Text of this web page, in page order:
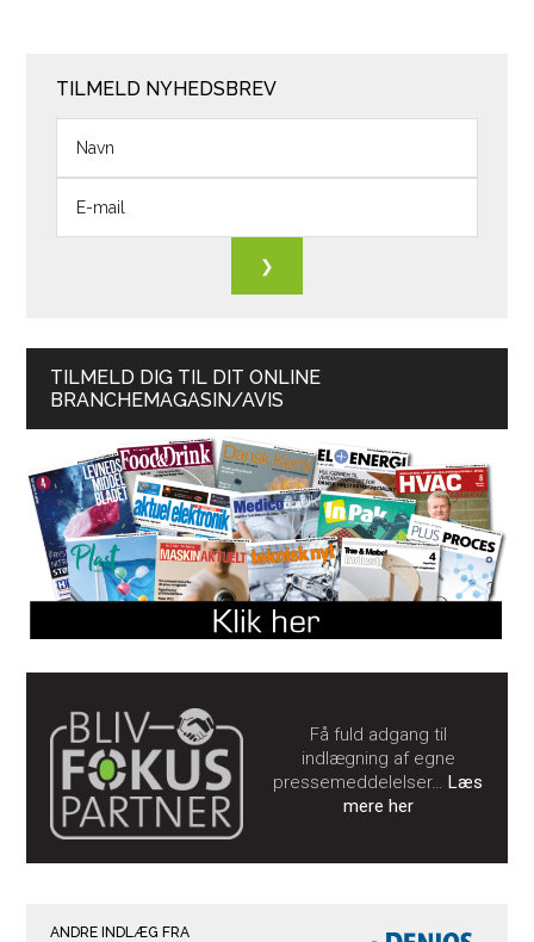
TILMELD NYHEDSBREV
TILMELD DIG TIL DIT ONLINE
BRANCHEMAGASIN/AVIS
Få fuld adgang til
indlægning af egne
pressemeddelelser…Læs
mere her
ANDRE INDLÆG FRA